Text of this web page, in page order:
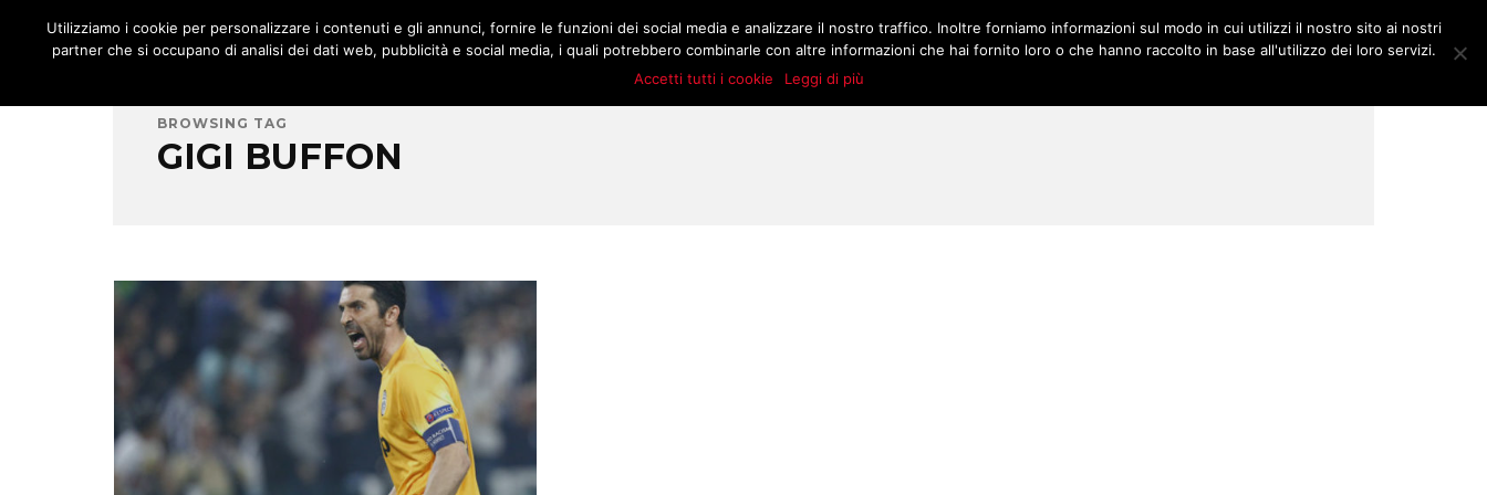
MENU JNOTIZIE.COM MATCH BUZZ MARKT STORIE EDITORIALI MULTIMEDIA
BROWSING TAG
GIGI BUFFON
Utilizziamo i cookie per personalizzare i contenuti e gli annunci, fornire le funzioni dei social media e analizzare il nostro traffico. Inoltre forniamo informazioni sul modo in cui utilizzi il nostro sito ai nostri
partner che si occupano di analisi dei dati web, pubblicità e social media, i quali potrebbero combinarle con altre informazioni che hai fornito loro o che hanno raccolto in base all'utilizzo dei loro servizi.
Accetti tutti i cookie
Leggi di più